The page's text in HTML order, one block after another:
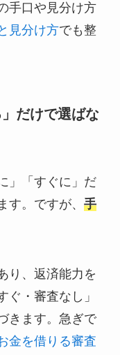
手口や見分け方
見分け方でも整
だけで選ばな
」「すぐに」だ
す。ですが、 手
り、返済能力を
ぐ・審査なし」
きます。急ぎで
金を借りる審査